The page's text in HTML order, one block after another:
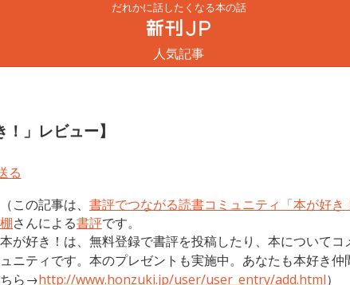
だれかに話したくなる本の話
人気記事
」レビュー】
（この記事は、 書評でつながる読書コミュニティ「本が好き
棚さんによる書評です。
本が好き！は、無料登録で書評を投稿したり、本について
ュニティです。本のプレゼントも実施中。あなたも本好き
ちら→http://www.honzuki.jp/user/user_entry/add.html）